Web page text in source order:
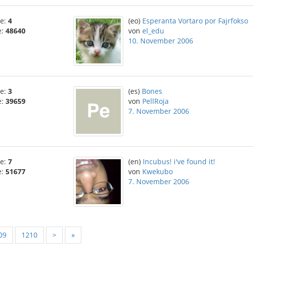
4
48640
(eo) Esperanta Vortaro por Fajrfokso
von el_edu
10. November 2006
3
39659
(es) Bones
von PellRoja
7. November 2006
7
51677
(en) Incubus! i've found it!
von Kwekubo
7. November 2006
1210 > »